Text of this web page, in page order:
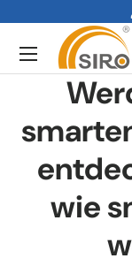
Direkt zum
Suchen
Menü
wie